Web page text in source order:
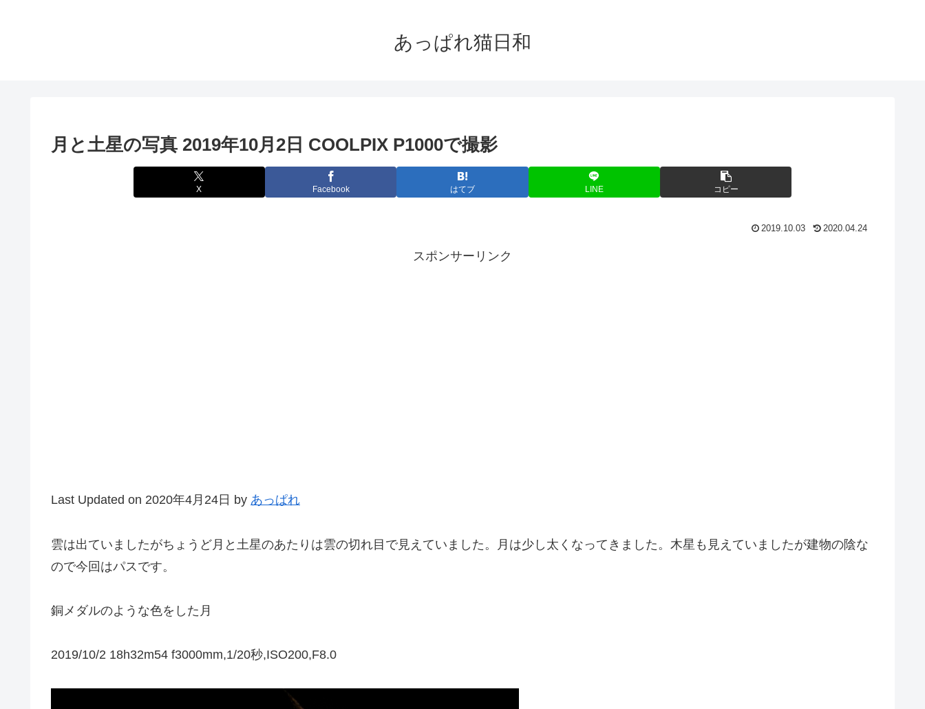
あっぱれ猫日和
月と土星の写真 2019年10月2日 COOLPIX P1000で撮影
X Facebook はてブ LINE コピー
2019.10.03 2020.04.24
スポンサーリンク
Last Updated on 2020年4月24日 by あっぱれ
雲は出ていましたがちょうど月と土星のあたりは雲の切れ目で見えていました。月は少し太くなってきました。木星も見えていましたが建物の陰な
ので今回はパスです。
銅メダルのような色をした月
2019/10/2 18h32m54 f3000mm,1/20秒,ISO200,F8.0